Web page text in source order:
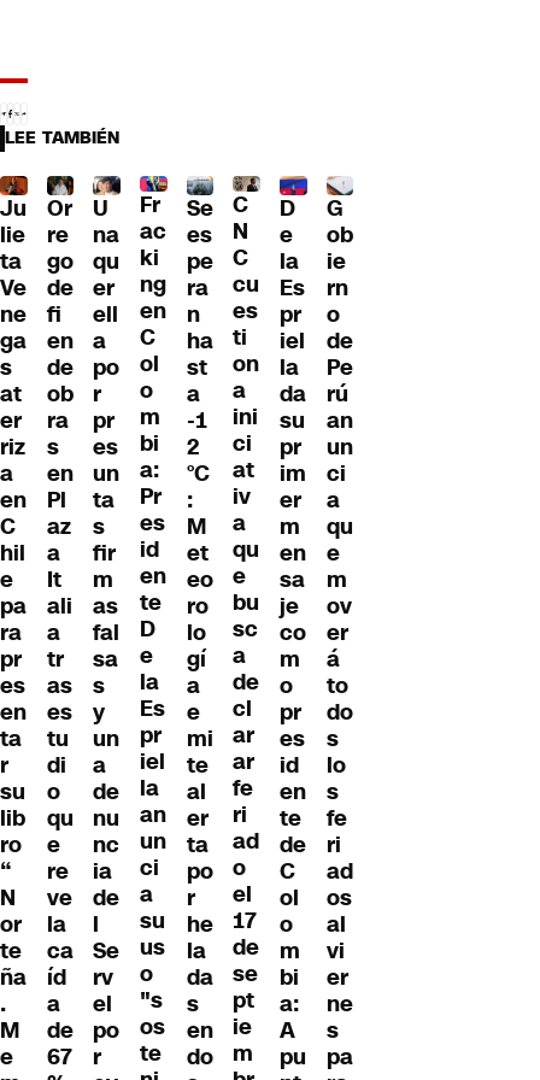
LEE TAMBIÉN
Ju
lie
ta
Ve
ne
ga
s
at
er
riz
a
en
C
hil
e
pa
ra
pr
es
en
ta
r
su
lib
ro
“
N
or
te
ña
.
M
e
Or
re
go
de
fi
en
de
ob
ra
s
en
Pl
az
a
It
ali
a
tr
as
es
tu
di
o
qu
e
re
ve
la
ca
íd
a
de
67
U
na
qu
er
ell
a
po
r
pr
es
un
ta
s
fir
m
as
fal
sa
s
y
un
a
de
nu
nc
ia
de
l
Se
rv
el
po
r
Fr
ac
ki
ng
en
C
ol
o
m
bi
a:
Pr
es
id
en
te
D
e
la
Es
pr
iel
la
an
un
ci
a
su
us
o
"s
os
te
Se
es
pe
ra
n
ha
st
a
-1
2
°C
:
M
et
eo
ro
lo
gí
a
e
mi
te
al
er
ta
po
r
he
la
da
s
en
do
C
N
C
cu
es
ti
on
a
ini
ci
at
iv
a
qu
e
bu
sc
a
de
cl
ar
ar
fe
ri
ad
o
el
17
de
se
pt
ie
m
D
e
la
Es
pr
iel
la
da
su
pr
im
er
m
en
sa
je
co
m
o
pr
es
id
en
te
de
C
ol
o
m
bi
a:
A
pu
G
ob
ie
rn
o
de
Pe
rú
an
un
ci
a
qu
e
m
ov
er
á
to
do
s
lo
s
fe
ri
ad
os
al
vi
er
ne
s
pa